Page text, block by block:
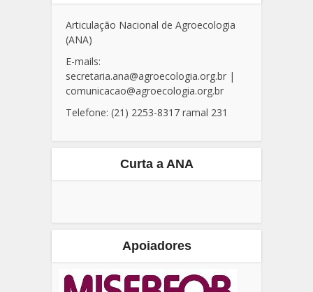
Articulação Nacional de Agroecologia
(ANA)
E-mails:
secretaria.ana@agroecologia.org.br
|
comunicacao@agroecologia.org.br
Telefone: (21) 2253-8317 ramal 231
Apoiadores